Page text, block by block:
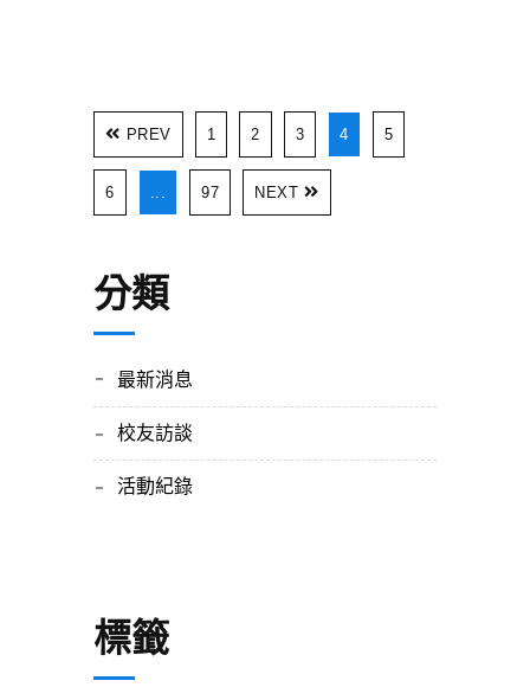
PREV 1 2 3 4 5
6 97 NEXT
分類
最新消息
校友訪談
活動紀錄
標籤